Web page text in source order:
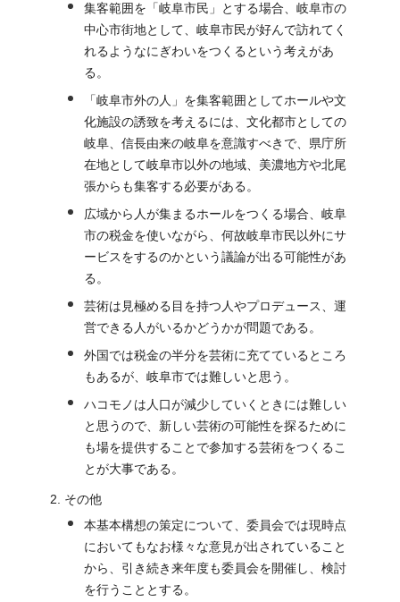
集客範囲を「岐阜市民」とする場合、岐阜市の
中心市街地として、岐阜市民が好んで訪れてく
れるようなにぎわいをつくるという考えがあ
る。
「岐阜市外の人」を集客範囲としてホールや文
化施設の誘致を考えるには、文化都市としての
岐阜、信長由来の岐阜を意識すべきで、県庁所
在地として岐阜市以外の地域、美濃地方や北尾
張からも集客する必要がある。
広域から人が集まるホールをつくる場合、岐阜
市の税金を使いながら、何故岐阜市民以外にサ
ービスをするのかという議論が出る可能性があ
る。
芸術は見極める目を持つ人やプロデュース、運
営できる人がいるかどうかが問題である。
外国では税金の半分を芸術に充てているところ
もあるが、岐阜市では難しいと思う。
ハコモノは人口が減少していくときには難しい
と思うので、新しい芸術の可能性を探るために
も場を提供することで参加する芸術をつくるこ
とが大事である。
その他
本基本構想の策定について、委員会では現時点
においてもなお様々な意見が出されていること
から、引き続き来年度も委員会を開催し、検討
を行うこととする。